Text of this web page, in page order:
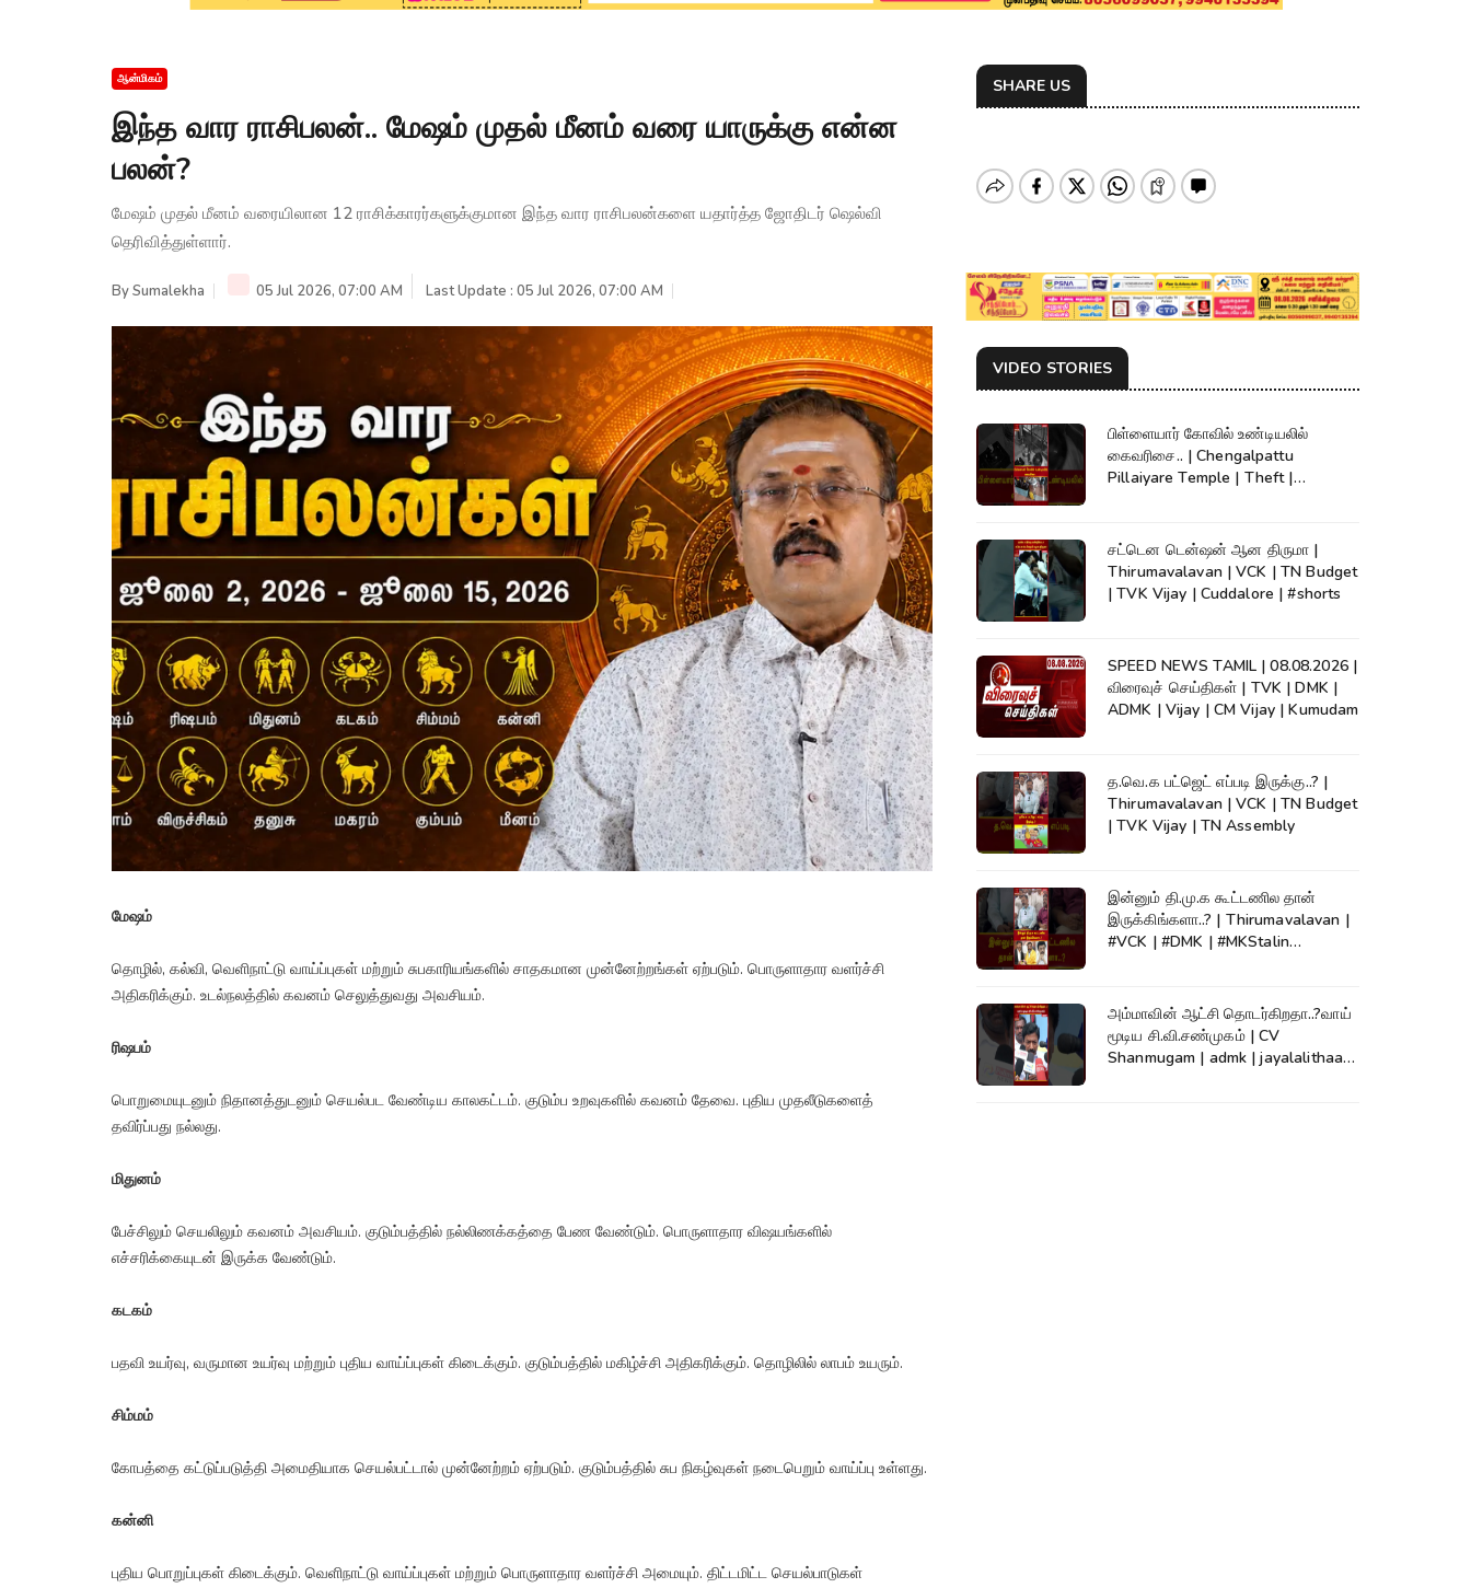
ஆன்மிகம்
இந்த வார ராசிபலன்.. மேஷம் முதல் மீனம் வரை யாருக்கு என்ன
பலன்?
மேஷம் முதல் மீனம் வரையிலான 12 ராசிக்காரர்களுக்குமான இந்த வார ராசிபலன்களை யதார்த்த ஜோதிடர் ஷெல்வி
தெரிவித்துள்ளார்.
BySumalekha 05 Jul 2026, 07:00 AM Last Update : 05 Jul 2026, 07:00 AM
மேஷம்
தொழில், கல்வி, வெளிநாட்டு வாய்ப்புகள் மற்றும் சுபகாரியங்களில் சாதகமான முன்னேற்றங்கள் ஏற்படும். பொருளாதார வளர்ச்சி
அதிகரிக்கும். உடல்நலத்தில் கவனம் செலுத்துவது அவசியம்.
ரிஷபம்
பொறுமையுடனும் நிதானத்துடனும் செயல்பட வேண்டிய காலகட்டம். குடும்ப உறவுகளில் கவனம் தேவை. புதிய முதலீடுகளைத்
தவிர்ப்பது நல்லது.
மிதுனம்
பேச்சிலும் செயலிலும் கவனம் அவசியம். குடும்பத்தில் நல்லிணக்கத்தை பேண வேண்டும். பொருளாதார விஷயங்களில்
எச்சரிக்கையுடன் இருக்க வேண்டும்.
கடகம்
பதவி உயர்வு, வருமான உயர்வு மற்றும் புதிய வாய்ப்புகள் கிடைக்கும். குடும்பத்தில் மகிழ்ச்சி அதிகரிக்கும். தொழிலில் லாபம் உயரும்.
சிம்மம்
கோபத்தை கட்டுப்படுத்தி அமைதியாக செயல்பட்டால் முன்னேற்றம் ஏற்படும். குடும்பத்தில் சுப நிகழ்வுகள் நடைபெறும் வாய்ப்பு உள்ளது.
கன்னி
புதிய பொறுப்புகள் கிடைக்கும். வெளிநாட்டு வாய்ப்புகள் மற்றும் பொருளாதார வளர்ச்சி அமையும். திட்டமிட்ட செயல்பாடுகள்
SHARE US
VIDEO STORIES
பிள்ளையார் கோவில் உண்டியலில்
கைவரிசை.. | Chengalpattu
Pillaiyare Temple | Theft |
சட்டென டென்ஷன் ஆன திருமா |
Thirumavalavan | VCK | TN Budget
| TVK Vijay | Cuddalore | #shorts
SPEED NEWS TAMIL | 08.08.2026 |
விரைவுச் செய்திகள் | TVK | DMK |
ADMK | Vijay | CM Vijay | Kumudam
த.வெ.க பட்ஜெட் எப்படி இருக்கு..? |
Thirumavalavan | VCK | TN Budget
| TVK Vijay | TN Assembly
இன்னும் தி.மு.க கூட்டணில தான்
இருக்கிங்களா..? | Thirumavalavan |
#VCK | #DMK | #MKStalin
அம்மாவின் ஆட்சி தொடர்கிறதா..?வாய்
மூடிய சி.வி.சண்முகம் | CV
Shanmugam | admk | jayalalithaa |